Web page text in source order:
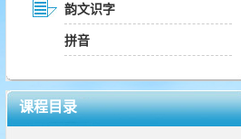
韵文识字
拼音
课程目录